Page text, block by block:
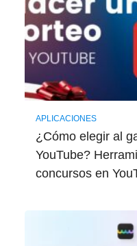
APLICACIONES
¿Cómo elegir al
YouTube?
concursos en